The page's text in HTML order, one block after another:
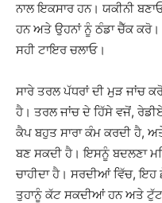
ਨਾਲ ਇਕਸਾਰ ਹਨ। ਯਕੀਨੀ
ਹਨ ਅਤੇ ਉਹਨਾਂ ਨੂੰ ਠੰਡਾ ਚੈੱਕ
ਸਹੀ ਟਾਇਰ ਚਲਾਓ।
ਸਾਰੇ ਤਰਲ ਪੱਧਰਾਂ ਦੀ ਮੁੜ ਜਾਂਚ
ਹੈ। ਤਰਲ ਜਾਂਚ ਦੇ ਹਿੱਸੇ ਵਜੋਂ,
ਕੈਪ ਬਹੁਤ ਸਾਰਾ ਕੰਮ ਕਰਦੀ ਹੈ,
ਬਣ ਸਕਦੀ ਹੈ। ਇਸਨੂੰ ਬਦਲਣਾ
ਚਾਹੀਦਾ ਹੈ। ਸਰਦੀਆਂ ਵਿੱਚ,
ਤੁਹਾਨੂੰ ਕੱਟ ਸਕਦੀਆਂ ਹਨ ਅਤੇ